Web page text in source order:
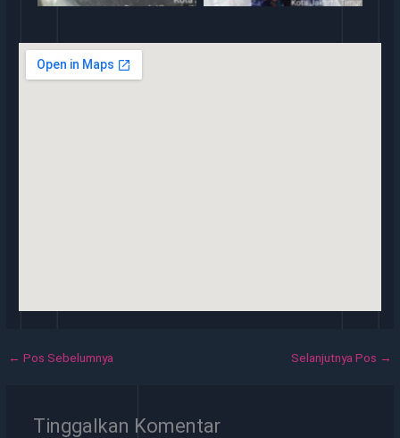
← Pos Sebelumnya Selanjutnya Pos →
Tinggalkan Komentar